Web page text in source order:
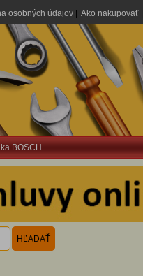
osobných údajov| Ako nakupovať|
BOSCH